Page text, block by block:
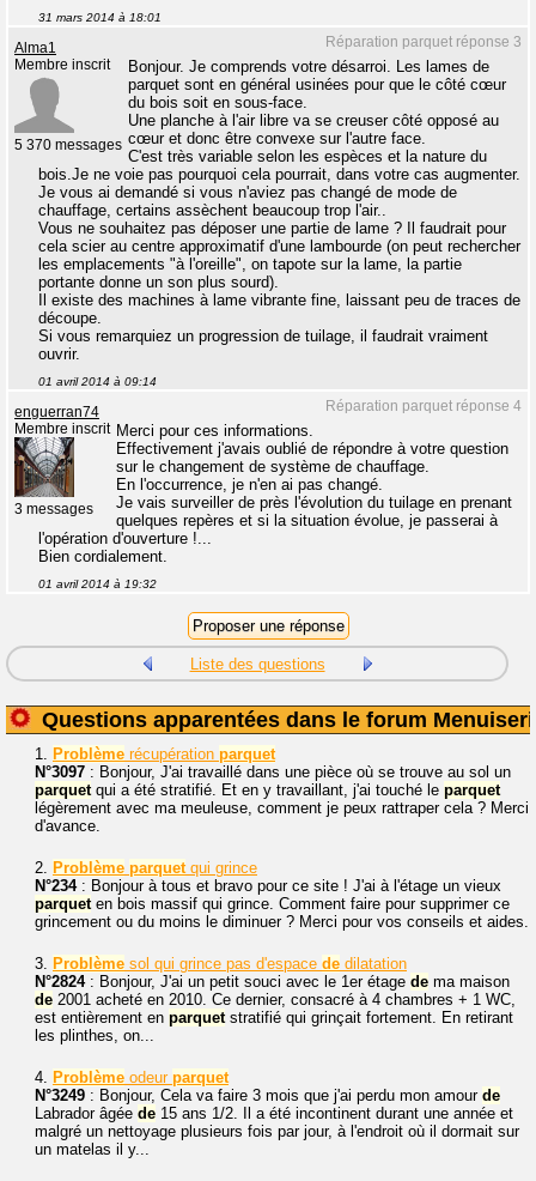
31 mars 2014 à 18:01
Réparation parquet réponse 3
Alma1
Membre inscrit
5 370 messages
Bonjour. Je comprends votre désarroi. Les lames de
parquet sont en général usinées pour que le côté cœur
du bois soit en sous-face.
Une planche à l'air libre va se creuser côté opposé au
cœur et donc être convexe sur l'autre face.
C'est très variable selon les espèces et la nature du
bois.Je ne voie pas pourquoi cela pourrait, dans votre cas augmenter.
Je vous ai demandé si vous n'aviez pas changé de mode de
chauffage, certains assèchent beaucoup trop l'air..
Vous ne souhaitez pas déposer une partie de lame ? Il faudrait pour
cela scier au centre approximatif d'une lambourde (on peut rechercher
les emplacements "à l'oreille", on tapote sur la lame, la partie
portante donne un son plus sourd).
Il existe des machines à lame vibrante fine, laissant peu de traces de
découpe.
Si vous remarquiez un progression de tuilage, il faudrait vraiment
ouvrir.
01 avril 2014 à 09:14
Réparation parquet réponse 4
enguerran74
Membre inscrit
3 messages
Merci pour ces informations.
Effectivement j'avais oublié de répondre à votre question
sur le changement de système de chauffage.
En l'occurrence, je n'en ai pas changé.
Je vais surveiller de près l'évolution du tuilage en prenant
quelques repères et si la situation évolue, je passerai à
l'opération d'ouverture !...
Bien cordialement.
01 avril 2014 à 19:32
Liste des questions
Questions apparentées dans le forum
1. Problème récupération parquet
N°3097 : Bonjour, J'ai travaillé dans une pièce où se trouve au sol un
parquetqui a été stratifié. Et en y travaillant, j'ai touché le parquet
légèrement avec ma meuleuse, comment je peux rattraper cela ? Merci
d'avance.
2. Problème parquetqui grince
N°234: Bonjour à tous et bravo pour ce site ! J'ai à l'étage un vieux
parqueten bois massif qui grince. Comment faire pour supprimer ce
grincement ou du moins le diminuer ? Merci pour vos conseils et aides.
3. Problème sol qui grince pas d'espace de dilatation
N°2824: Bonjour, J'ai un petit souci avec le 1er étage de ma maison
de 2001 acheté en 2010. Ce dernier, consacré à 4 chambres + 1 WC,
est entièrement en parquetstratifié qui grinçait fortement. En retirant
les plinthes, on...
4. Problème odeur parquet
N°3249 : Bonjour, Cela va faire 3 mois que j'ai perdu mon amour de
Labrador âgée de 15 ans 1/2. Il a été incontinent durant une année et
malgré un nettoyage plusieurs fois par jour, à l'endroit où il dormait sur
un matelas il y...